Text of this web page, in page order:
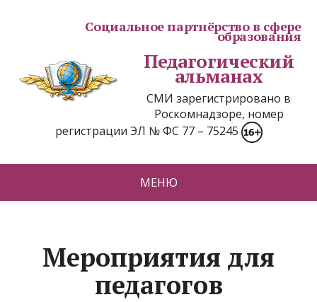
Социальное партнёрство в сфере
образования
Педагогический
альманах
СМИ зарегистрировано в
Роскомнадзоре, номер
регистрации ЭЛ № ФС 77 – 75245
МЕНЮ
Мероприятия для
педагогов